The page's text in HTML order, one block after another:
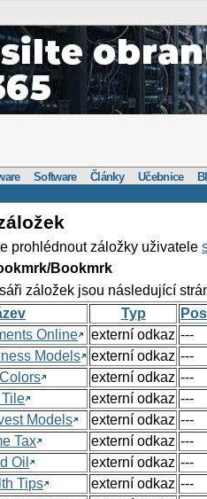
Software Články Učebnice
prohlédnout záložky uživatele
Bookmrk
záložek jsou následující
Typ
Online
externí odkaz ---
Models
externí odkaz ---
externí odkaz ---
externí odkaz ---
Models
externí odkaz ---
Tax
externí odkaz ---
Oil
externí odkaz ---
Tips
externí odkaz ---